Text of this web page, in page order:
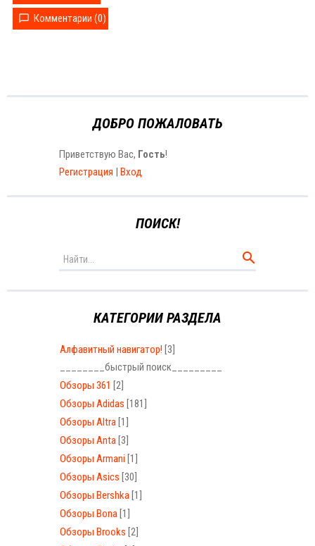
Комментарии (0)
ДОБРО ПОЖАЛОВАТЬ
Приветствую Вас, Гость!
Регистрация | Вход
ПОИСК!
КАТЕГОРИИ РАЗДЕЛА
Алфавитный навигатор! [3]
________быстрый поиск_________
Обзоры 361 [2]
Обзоры Adidas [181]
Обзоры Altra [1]
Обзоры Anta [3]
Обзоры Armani [1]
Обзоры Asics [30]
Обзоры Bershka [1]
Обзоры Bona [1]
Обзоры Brooks [2]